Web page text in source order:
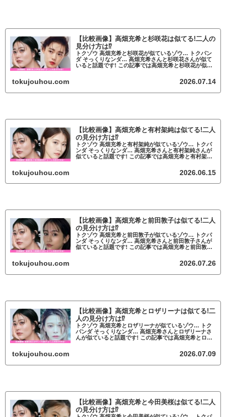
【比較画像】高畑充希と杉咲花は似てる!二人の
見分け方は⁉
トクゾウ 高畑充希と杉咲花が似ているゾウ… トクパン
ダ そっくりなンダ… 高畑充希さんと杉咲花さんが似て
いると話題です! この記事では高畑充希と杉咲花が似て
tokujouhou.com 2026.07.14
【比較画像】高畑充希と有村架純は似てる!二人
の見分け方は⁉
トクゾウ 高畑充希と有村架純が似ているゾウ… トクパ
ンダ そっくりなンダ… 高畑充希さんと有村架純さんが
似ていると話題です! この記事では高畑充希と有村架純
tokujouhou.com 2026.06.15
【比較画像】高畑充希と前田敦子は似てる!二人
の見分け方は⁉
トクゾウ 高畑充希と前田敦子が似ているゾウ… トクパ
ンダ そっくりなンダ… 高畑充希さんと前田敦子さんが
似ていると話題です! この記事では高畑充希と前田敦子
tokujouhou.com 2026.07.26
【比較画像】高畑充希とロザリーナは似てる!二
人の見分け方は⁉
トクゾウ 高畑充希とロザリーナが似ているゾウ… トク
パンダ そっくりなンダ… 高畑充希さんとロザリーナさ
んが似ていると話題です! この記事では高畑充希とロザ
tokujouhou.com 2026.07.09
【比較画像】高畑充希と今田美桜は似てる!二人
の見分け方は⁉